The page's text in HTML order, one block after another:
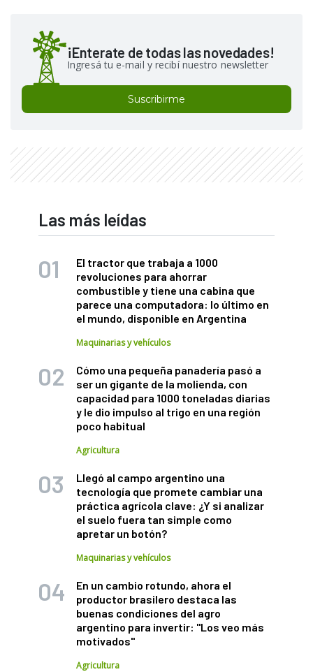
¡Enterate de todas las novedades!
Ingresá tu e-mail y recibí nuestro newsletter
Suscribirme
Las más leídas
El tractor que trabaja a 1000
revoluciones para ahorrar
combustible y tiene una cabina que
parece una computadora: lo último en
el mundo, disponible en Argentina
Maquinarias y vehículos
Cómo una pequeña panadería pasó a
ser un gigante de la molienda, con
capacidad para 1000 toneladas diarias
y le dio impulso al trigo en una región
poco habitual
Agricultura
Llegó al campo argentino una
tecnología que promete cambiar una
práctica agrícola clave: ¿Y si analizar
el suelo fuera tan simple como
apretar un botón?
Maquinarias y vehículos
En un cambio rotundo, ahora el
productor brasilero destaca las
buenas condiciones del agro
argentino para invertir: "Los veo más
motivados"
Agricultura